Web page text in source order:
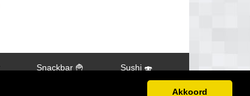
Akkoord
Sushi 🍣
Snackbar 🍟